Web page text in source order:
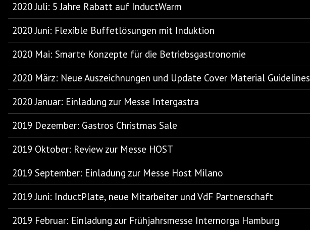
2020 Juli: 5 Jahre Rabatt auf InductWarm
2020 Juni: Flexible Buffetlösungen mit Induktion
2020 Mai: Smarte Konzepte für die Betriebsgastronomie
2020 März: Neue Auszeichnungen und Update Cover Material Guidelines
2020 Januar: Einladung zur Messe Intergastra
2019 Dezember: Gastros Christmas Sale
2019 Oktober: Review zur Messe HOST
2019 September: Einladung zur Messe Host Milano
2019 Juni: InductPlate, neue Mitarbeiter und VdF Partnerschaft
2019 Februar: Einladung zur Frühjahrsmesse Internorga Hamburg